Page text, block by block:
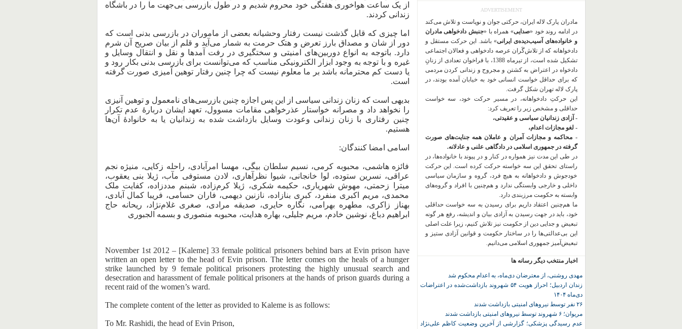
از یک ساعت هواخوری هفتگی خود محروم شدیم و در طول بازرسی بی‌جهت ما را در باشگاه
زندانی کردند.
اما چیزی که قابل گذشت نیست رفتار وحشیانه بعضی از ماموران در بازرسی بدنی است که
دور از شان و مصداق بارز تعرض و هتک حرمت به شمار می‌آید و قلم از بیان صریح آن شرم
دارد. باتوجه به انواع دوربین‌های امنیتی و سختگیری در رفت آمد‌ها و نقل و انتقال وسایل و
غیره و با توجه به وجود ابزار الکترونیکی مناسب که می‌توانست برای بازرسی بدنی بکار رود و
یا دست کم محترمانه باشد بر ما معلوم نیست که چرا چنین رفتار توهین آمیزی صورت گرفته
است.
بدیهی است که زنان زندانی سیاسی از این پس اجازه چنین بازرسی‌های نا‌معمول و توهین آنیزی
را نخواهد داد و مصرانه خواستار عذرخواهی مقامات مسوول، تعهد ایشان دربارهٔ عدم تکرار
چنین رفتاری با زنان زندانی وعودت وسایل بازداشت شده به زندانیان یا به خانوادهٔ آن‌ها
هستیم.
اسامی امضا کنندگان:
فائزه هاشمی، محبوبه کرمی، نسیم سلطان بیگی، مهسا امرآبادی، راحله زکایی، منیژه نجم
عراقی، نسرین ستوده، لوا خانجانی، شیوا نظرآهاری، لادن مستوفی مآب، ژیلا بنی یعقوب،
میترا زحمتی، مهوش شهریاری، حکیمه شکری، ژیلا کرم‌زاده، شبنم مددزاده، کفایت ملک
محمدی، مریم اکبری منفرد، کبری بنا‌زاده، نازنین دیهمی، فاران حسامی، فریبا کمال آبادی،
بهناز زاکری، مطهره بهرامی، نگاره حایری، صدیقه مرادی، صغری غلام‌نژاد، ریحانه حاج
ابراهیم دباغ، نوشین خادم، مریم جلیلی، بهاره هدایت، محبوبه منصوری و بسمه الجبوری
November 1st 2012 – [Kaleme] 33 female political prisoners behind bars at Evin prison have
written an open letter to the head of Evin prison. The letter comes on the heals of a hunger
strike launched by 9 female political prisoners protesting the highly unusual search and
desecration and harassment of female political prisoners at the hands of prison guards during a
recent raid of the women’s ward.
The complete content of the letter as provided to Kaleme is as follows:
To Mr. Rashidi, the head of Evin Prison,
ADVERTISEMENT
مادران پارک لاله ایران، حرکتی جوان و نوپاست و تلاش می‌کند
در ادامه روند خود «صدایی» همراه با «جنبش دادخواهی مادران
و خانواده‌های آسیب‌دیده‌ی ایرانی» باشد. این حرکت مستقل و
دادخواهانه که از تلاش‌گَران عرصه دادخواهی و فعالان اجتماعی
تشکیل شده است، از تیرماه 1388، با فراخوان تعدادی از زنانِ
دادخواه در اعتراض به کشتن و مجروح و زندانی کردن مردمی
که برای حداقل خواست انسانی خود به خیابان آمده بودند، در
پارک لاله تهران شکل گرفت.
این حرکتِ دادخواهانه، در مسیر حرکت خود، سه خواست
حداقلی و مشخص زیر را تعریف کرد:
- آزادی زندانیان سیاسی و عقیدتی،
- لغو مجازات اعدام،
- محاکمه و مجازات آمران و عاملان همه جنایت‌های صورت
گرفته در جمهوری اسلامی در دادگاهی علنی و عادلانه.
در طی این مدت نیز همواره در کنار و در پیوند با خانواده‌ها، در
راستای تحقق این سه خواسته حرکت کرده است. این حرکت
خودجوش و دادخواهانه به هیچ فرد، گروه و سازمان سیاسی
داخلی و خارجی وابستگی ندارد و هم‌چنین با افراد و گروه‌های
وابسته به حکومت مرزبندی دارد.
ما هم‌چنین اعتقاد داریم برای رسیدن به سه خواست حداقلی
خود، باید در جهت رسیدن به آزادی بیان و اندیشه، رفع هر گونه
تبعیض و جدایی دین از حکومت نیز تلاش کنیم، زیرا علت اصلی
این بی‌عدالتی‌ها را در ساختار حکومت و قوانین آزادی ستیز و
تبعیض‌آمیز جمهوری اسلامی می‌دانیم.
اخبار منتخب دیگر رسانه ها
مهدی روشنی، از معترضان دی‌ماه، به اعدام محکوم شد
زندان اردبیل؛ احراز هویت ۵۴ شهروند بازداشت‌شده در اعتراضات
دی‌ماه ۱۴۰۴
۲۶ نفر توسط نیروهای امنیتی بازداشت شدند
مریوان؛ ۶ شهروند توسط نیروهای امنیتی بازداشت شدند
عدم رسیدگی پزشکی؛ گزارشی از آخرین وضعیت کاظم علی‌نژاد